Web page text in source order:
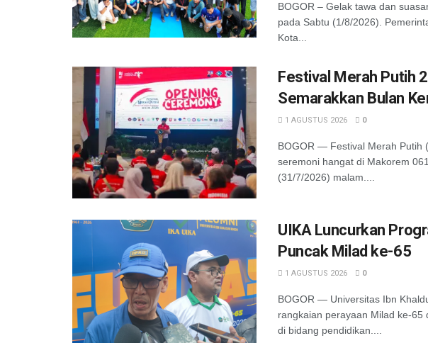
BOGOR – Gelak tawa dan
pada Sabtu (1/8/2026).
Kota...
Festival Merah Putih
Semarakkan Bulan
1 AGUSTUS 2026 0
BOGOR — Festival Merah Putih
seremoni hangat di Makorem
(31/7/2026) malam....
UIKA Luncurkan
Puncak Milad ke-65
1 AGUSTUS 2026 0
BOGOR — Universitas Ibn
rangkaian perayaan Milad ke-
di bidang pendidikan....